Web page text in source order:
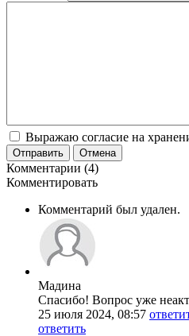
Выражаю согласие на
Отправить Отмена
Комментарии (4)
Комментировать
Комментарий был удален.
Мадина
Спасибо! Вопрос уже
25 июля 2024, 08:57
ответить